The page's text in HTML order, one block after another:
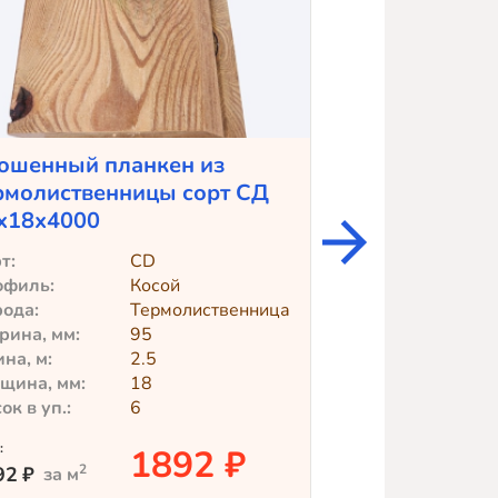
планкен из
сорт СД
CD
Косой
Термолиственница
мм:
95
м:
2.5
мм:
18
в уп.:
6
₽ за м2 1892 ₽
Teknos)
Профиль: